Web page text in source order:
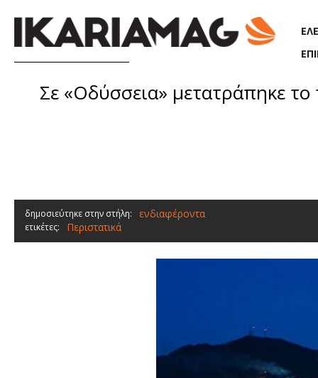
Σε «Οδύσσεια» μετατράπηκε
δημοσιεύτηκε στην στήλη: ενδιαφέροντα
ετικέτες: Περιστατικά